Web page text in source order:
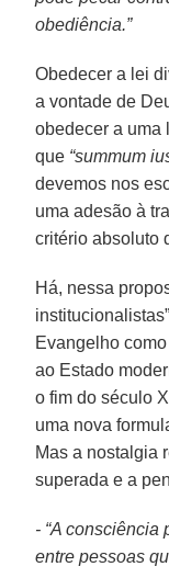
obediência.”
Obedecer a lei
a vontade de
obedecer a uma
que “summum
devemos nos
uma adesão à
critério absoluto
Há, nessa
Evangelho
ao Estado
o fim do século
uma nova
Mas a nostalgia
superada e a
- “A consciência
entre pessoas